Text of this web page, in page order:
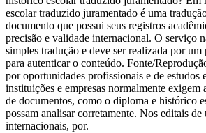
escolar traduzido juramentado é uma
documento que possui seus registros
precisão e validade internacional. O serviço
simples tradução e deve ser realizada por
para autenticar o conteúdo. Fonte/
por oportunidades profissionais e de estudos
instituições e empresas normalmente exigem
de documentos, como o diploma e histórico
possam analisar corretamente. Nos editais de
internacionais, por.